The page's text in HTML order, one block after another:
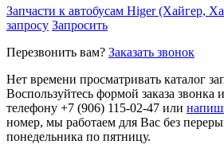
Запчасти к автобусам Higer (Хайгер,
запросу Запросить
Перезвонить вам? Заказать звонок
Нет времени просматривать каталог
Воспользуйтесь формой заказа звонка
телефону +7 (906) 115-02-47 или
номер, мы работаем для Вас без
понедельника по пятницу.